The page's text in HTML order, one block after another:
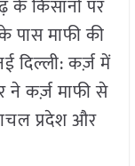
के किसानों पर
पास माफी की
दिल्ली: कर्ज़ में
ने कर्ज़ माफी से
प्रदेश और